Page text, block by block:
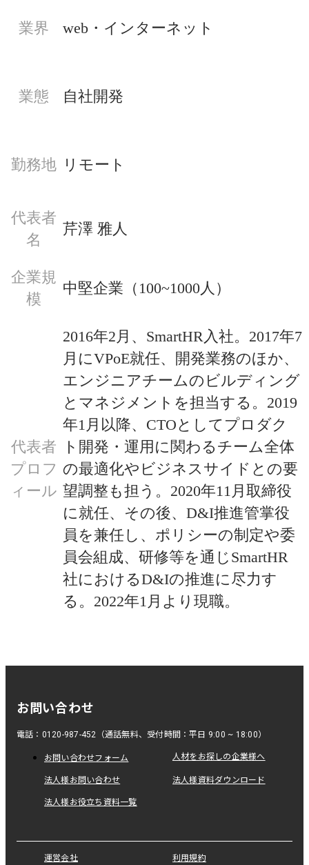
業界 web・インターネット
業態 自社開発
勤務地 リモート
代表者
名
芹澤 雅人
企業規
模
中堅企業（100~1000人）
代表者
プロフ
ィール
2016年2月、SmartHR入社。2017年7
月にVPoE就任、開発業務のほか、
エンジニアチームのビルディング
とマネジメントを担当する。2019
年1月以降、CTOとしてプロダク
ト開発・運用に関わるチーム全体
の最適化やビジネスサイドとの要
望調整も担う。2020年11月取締役
に就任、その後、D&I推進管掌役
員を兼任し、ポリシーの制定や委
員会組成、研修等を通じSmartHR
社におけるD&Iの推進に尽力す
お問い合わせ
電話：0120-987-452（通話無料、受付時間：平日 9:00 ~ 18:00）
お問い合わせフォーム 人材をお探しの企業様へ
法人様お問い合わせ 法人様資料ダウンロード
法人様お役立ち資料一覧
運営会社 利用規約